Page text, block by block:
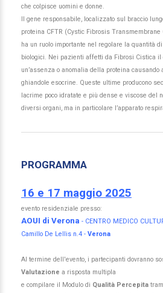
che colpisce uomini e donne.
Il gene responsabile, localizzato sul braccio
proteina CFTR (Cystic Fibrosis Transmembrane
ha un ruolo importante nel regolare la quantità
biologici. Nei pazienti affetti da Fibrosi Cistica il
un’assenza o anomalia della proteina
ghiandole esocrine. Queste ultime producono
lacrime poco idratate e più dense e viscose del
diversi organi, ma in particolare l’apparato
PROGRAMMA
16 e 17 maggio 2025
evento residenziale presso:
AOUI di Verona - CENTRO MEDICO
Camillo De Lellis n.4 - Verona
Al termine dell'evento, i partecipanti dovranno
Valutazione a risposta multipla
e compilare il Modulo di Qualità Percepita